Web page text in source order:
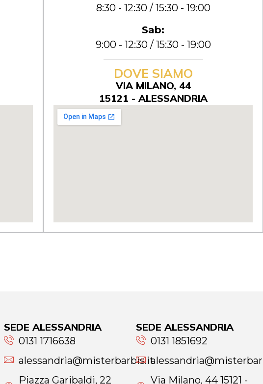
8:30 - 12:30 / 15:30 - 19:00
Sab:
9:00 - 12:30 / 15:30 - 19:00
DOVE SIAMO
VIA MILANO, 44
15121 - ALESSANDRIA
SEDE ALESSANDRIA
0131 1716638
alessandria@misterbarbis.it
Piazza Garibaldi, 22
SEDE ALESSANDRIA
0131 1851692
Via Milano, 44 15121 -